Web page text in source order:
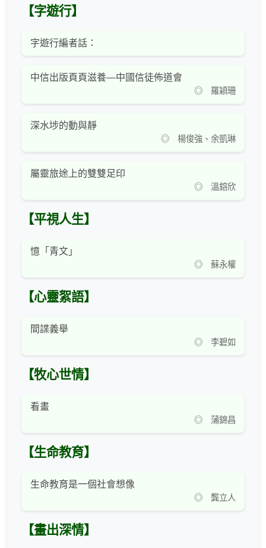
【字遊行】
字遊行編者話：
中信出版頁頁滋養—中國信徒佈道會
◎ 羅穎珊
深水埗的動與靜
◎ 楊俊強、余凱琳
屬靈旅途上的雙雙足印
◎ 溫鎔欣
【平視人生】
憶「青文」
◎ 蘇永權
【心靈絮語】
間諜義舉
◎ 李碧如
【牧心世情】
看畫
◎ 蒲錦昌
【生命教育】
生命教育是一個社會想像
◎ 龔立人
【畫出深情】